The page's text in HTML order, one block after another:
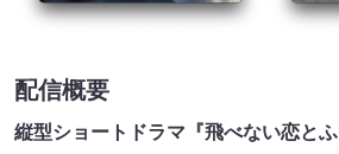
配信概要
縦型ショートドラマ『飛べない恋とふ